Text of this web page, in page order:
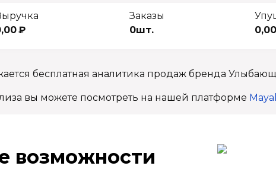
₽
Заказы
0шт.
бесплатная аналитика продаж бренда
вы можете посмотреть на нашей платформе
возмож­ности